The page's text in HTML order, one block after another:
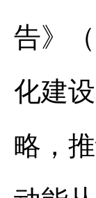
告》
化建
略，